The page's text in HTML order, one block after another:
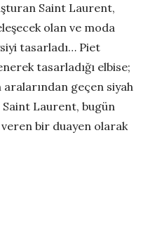
Saint Laurent,
olan ve moda
tasarladı… Piet
tasarladığı elbise;
aralarından geçen siyah
Laurent, bugün
bir duayen olarak